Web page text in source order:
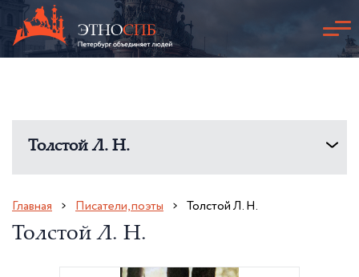
Толстой Л. Н.
Главная Писатели, поэты Толстой Л. Н.
Толстой Л. Н.